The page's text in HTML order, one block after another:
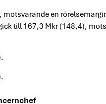
en
till 167,3 Mkr (148,4),